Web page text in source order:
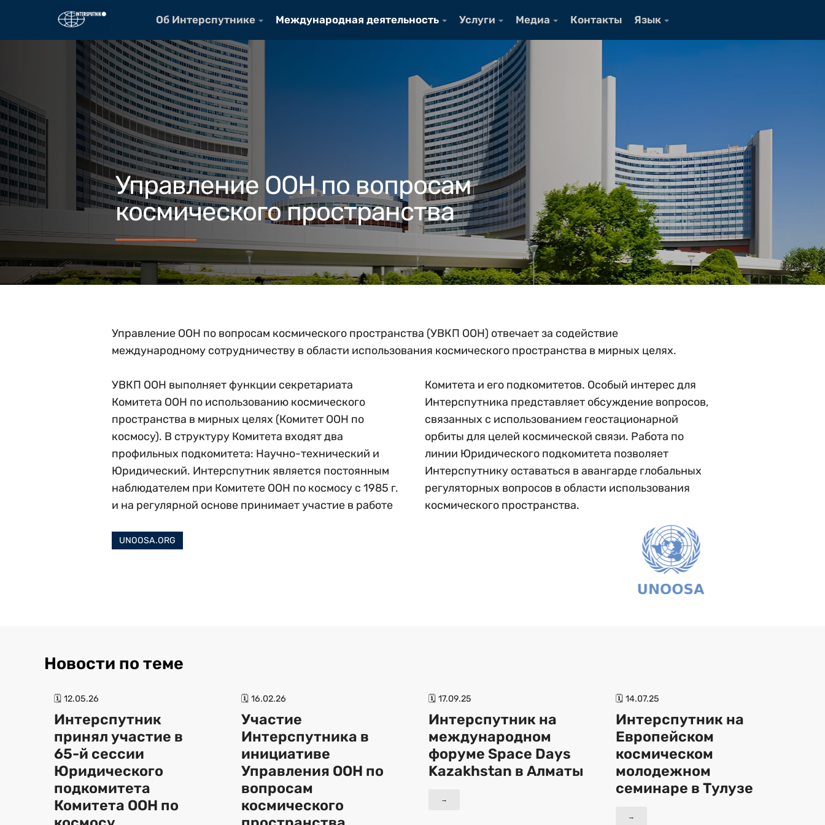
Об Интерспутнике Международная деятельность Услуги Медиа Контакты Язык
Управление ООН по вопросам
космического пространства
Управление ООН по вопросам космического пространства (УВКП ООН) отвечает за содействие
международному сотрудничеству в области использования космического пространства в мирных целях.
УВКП ООН выполняет функции секретариата
Комитета ООН по использованию космического
пространства в мирных целях (Комитет ООН по
космосу). В структуру Комитета входят два
профильных подкомитета: Научно-технический и
Юридический. Интерспутник является постоянным
наблюдателем при Комитете ООН по космосу с 1985 г.
и на регулярной основе принимает участие в работе
Комитета и его подкомитетов. Особый интерес для
Интерспутника представляет обсуждение вопросов,
связанных с использованием геостационарной
орбиты для целей космической связи. Работа по
линии Юридического подкомитета позволяет
Интерспутнику оставаться в авангарде глобальных
регуляторных вопросов в области использования
космического пространства.
UNOOSA.ORG
Новости по теме
🗓 12.05.26
Интерспутник
принял участие в
65-й сессии
Юридического
подкомитета
Комитета ООН по
🗓 16.02.26
Участие
Интерспутника в
инициативе
Управления ООН по
вопросам
космического
🗓 17.09.25
Интерспутник на
международном
форуме Space Days
Kazakhstan в Алматы
→
🗓 14.07.25
Интерспутник на
Европейском
космическом
молодежном
семинаре в Тулузе
→